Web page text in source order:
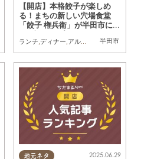
半田市
【開店】本格餃子が楽しめ
る！まちの新しい穴場食堂
「餃子 権兵衛」が半田市に5/
ランチ,ディナー,アルコール ,開店,家族
地元ネタ 2025.06.29